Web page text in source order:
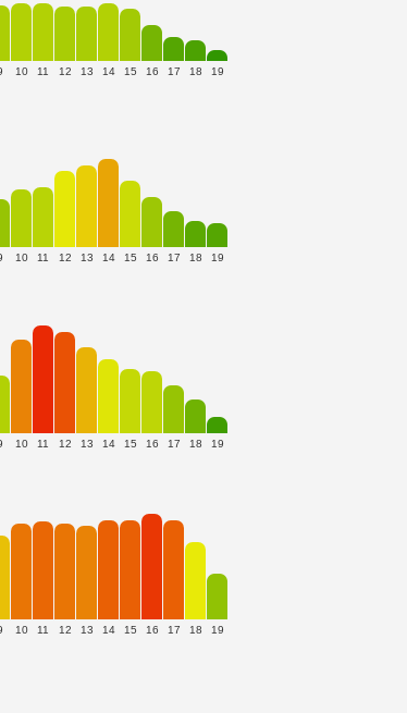
10 11 12 13 14 15 16 17 18 19
10 11 12 13 14 15 16 17 18 19
10 11 12 13 14 15 16 17 18 19
10 11 12 13 14 15 16 17 18 19